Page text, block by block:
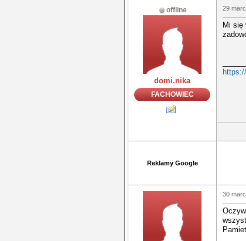
offline
domi.nika
FACHOWIEC
29
Mi się
Reklamy Google
30